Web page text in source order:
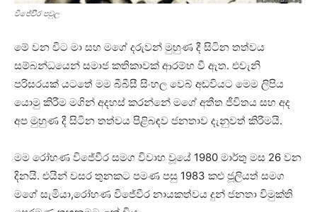
විජේවිිර පවුල
මේ වන විට මා සහ මගේ දරුවන් මුහුණ දී සිටින තත්වය
සම්බන්ධයෙන් සමාජ කතිකාවක් ආරම්භ වී ඇත. එවැනි
පරිසරයක් යටතේ මම බීබීසී සිංහල වෙබ් අඩවියට මෙම ලිපිය
යොමු කිරීම මගින් අදහස් කරන්නේ මගේ අතීත ජීවිතය සහ අද
අප මුහුණ දී සිටින තත්වය පිළිබඳව ජනතාව දැනුවත් කිරීමයි.
මම රෝහණ විජේවීර සමග විවාහ වූයේ 1980 මාර්තු මස 26 වන
දිනයි. එයින් වසර තුනකට පමණ පසු 1983 කළු ජූලියත් සමග
මගේ සැමියා,රෝහණ විජේවීර නායකත්වය දුන් ජනතා විමුක්ති